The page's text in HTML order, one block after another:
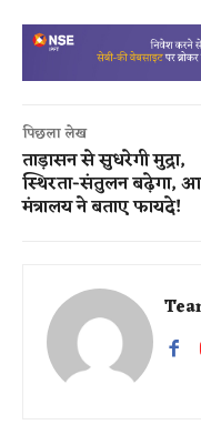
पिछला लेख
ताड़ासन से सुधरेगी मुद्रा,
स्थिरता-संतुलन बढ़ेगा,
मंत्रालय ने बताए फायदे!